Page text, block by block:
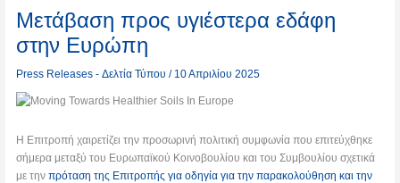
Μετάβαση προς υγιέστερα εδάφη
στην Ευρώπη
Press Releases - Δελτία Τύπου / 10 Απριλίου 2025
Η Επιτροπή χαιρετίζει την προσωρινή πολιτική συμφωνία που επιτεύχθηκε
σήμερα μεταξύ του Ευρωπαϊκού Κοινοβουλίου και του Συμβουλίου σχετικά
με τηνπρόταση της Επιτροπής για οδηγία για την παρακολούθηση και την